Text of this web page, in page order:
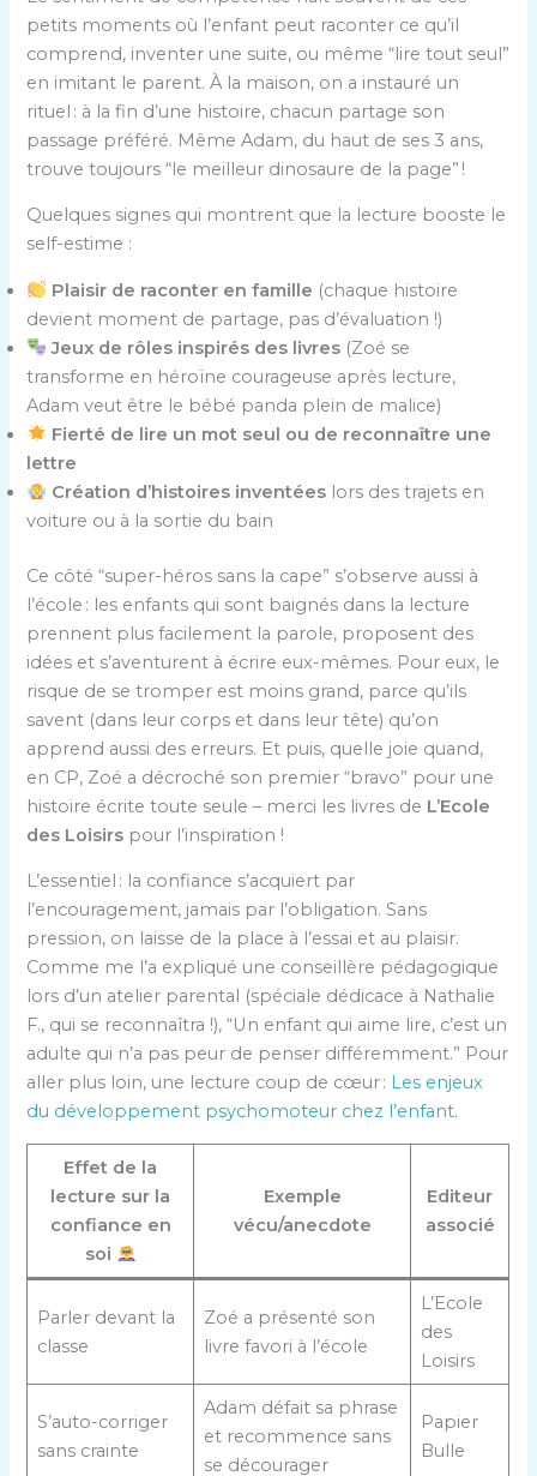
petits moments où l’enfant peut raconter ce qu’il
comprend, inventer une suite, ou même “lire tout seul”
en imitant le parent. À la maison, on a instauré un
rituel : à la fin d’une histoire, chacun partage son
passage préféré. Même Adam, du haut de ses 3 ans,
trouve toujours “le meilleur dinosaure de la page” !
Quelques signes qui montrent que la lecture booste le
self-estime :
Plaisir de raconter en famille (chaque histoire
devient moment de partage, pas d’évaluation !)
Jeux de rôles inspirés des livres (Zoé se
transforme en héroïne courageuse après lecture,
Adam veut être le bébé panda plein de malice)
Fierté de lire un mot seul ou de reconnaître une
lettre
Création d’histoires inventées lors des trajets en
voiture ou à la sortie du bain
Ce côté “super-héros sans la cape” s’observe aussi à
l’école : les enfants qui sont baignés dans la lecture
prennent plus facilement la parole, proposent des
idées et s’aventurent à écrire eux-mêmes. Pour eux, le
risque de se tromper est moins grand, parce qu’ils
savent (dans leur corps et dans leur tête) qu’on
apprend aussi des erreurs. Et puis, quelle joie quand,
en CP, Zoé a décroché son premier “bravo” pour une
histoire écrite toute seule – merci les livres de L’Ecole
des Loisirs pour l’inspiration !
L’essentiel : la confiance s’acquiert par
l’encouragement, jamais par l’obligation. Sans
pression, on laisse de la place à l’essai et au plaisir.
Comme me l’a expliqué une conseillère pédagogique
lors d’un atelier parental (spéciale dédicace à Nathalie
F., qui se reconnaîtra !), “Un enfant qui aime lire, c’est un
adulte qui n’a pas peur de penser différemment.” Pour
aller plus loin, une lecture coup de cœur : Les enjeux
du développement psychomoteur chez l’enfant.
Effet de la
lecture sur la
confiance en
soi
Exemple
vécu/anecdote
Editeur
associé
Parler devant la
classe
Zoé a présenté son
livre favori à l’école
L’Ecole
des
Loisirs
S’auto-corriger
sans crainte
Adam défait sa phrase
et recommence sans
se décourager
Papier
Bulle